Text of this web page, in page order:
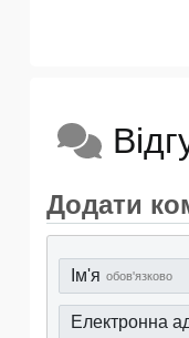
Додати
Ім'я обов'язково
Електронна